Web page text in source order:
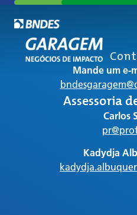
Mande um e-
Assessoria
Carlos
Kadydja